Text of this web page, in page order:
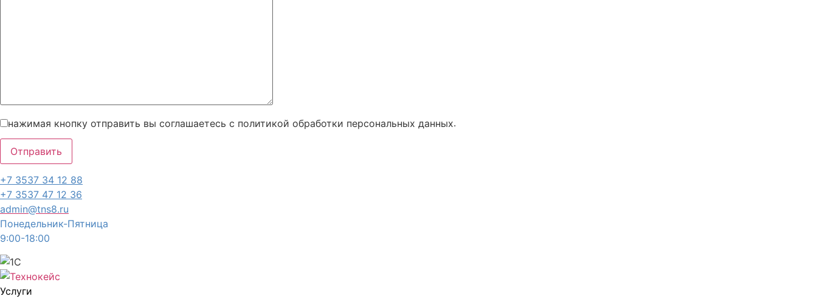
нажимая кнопку отправить вы соглашаетесь с политикой обработки персональных данных.
+7 3537 34 12 88
+7 3537 47 12 36
admin@tns8.ru
Понедельник-Пятница
9:00-18:00
Услуги